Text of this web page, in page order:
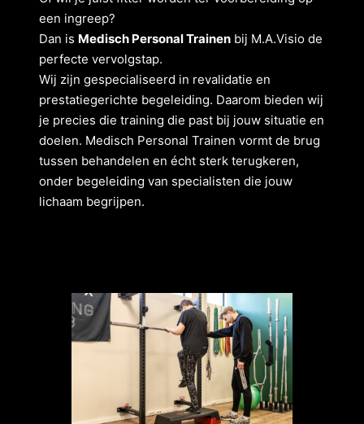
een ingreep?
Dan is Medisch Personal Trainen bij M.A.Visio de
perfecte vervolgstap.
Wij zijn gespecialiseerd in revalidatie en
prestatiegerichte begeleiding. Daarom bieden wij
je precies die training die past bij jouw situatie en
doelen. Medisch Personal Trainen vormt de brug
tussen behandelen en écht sterk terugkeren,
onder begeleiding van specialisten die jouw
lichaam begrijpen.